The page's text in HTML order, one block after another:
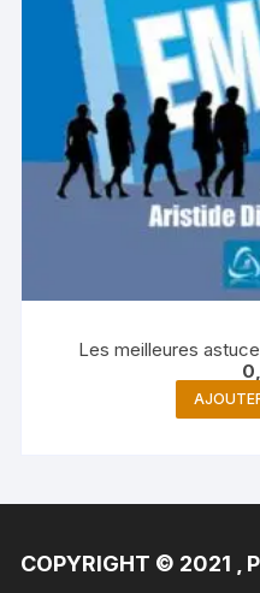
Les meilleures
COPYRIGHT © 2021 ,